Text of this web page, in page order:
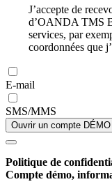
J’accepte de
d’OANDA TMS
services, par
coordonnées que
E-mail
SMS/MMS
Ouvrir un compte
Politique de
Compte démo,